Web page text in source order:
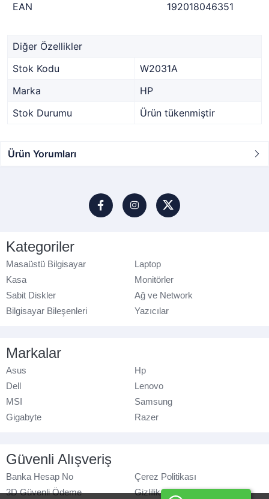
EAN
192018046351
Diğer Özellikler
Stok Kodu
W2031A
Marka
HP
Stok Durumu
Ürün tükenmiştir
Ürün Yorumları
Kategoriler
Masaüstü Bilgisayar
Laptop
Kasa
Monitörler
Sabit Diskler
Ağ ve Network
Bilgisayar Bileşenleri
Yazıcılar
Markalar
Asus
Hp
Dell
Lenovo
MSI
Samsung
Gigabyte
Razer
Güvenli Alışveriş
Banka Hesap No
Çerez Politikası
3D Güvenli Ödeme
Gizlilik Politikası